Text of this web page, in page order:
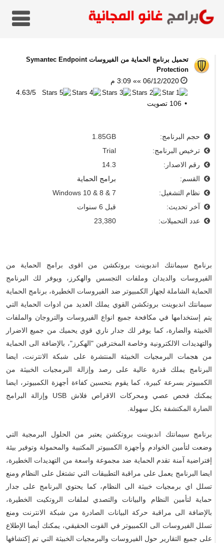
تحميل برنامج الحماية من الفيروساتSymantec Endpoint
Protection
06/12/2020 »» 3:09 م
4.63/5
106 تصويت
حجم البرنامج:
1.85GB
ترخيص البرنامج:
Trial
رقم الاصدار:
14.3
القسم:
برامج الحماية
نظام التشغيل:
Windows 10 & 8 & 7
آخر تحديث:
قبل 6 سنوات
عدد التحميلات:
23,380
برنامج سيمانتك اندبوينت بروتكشن من اقوى برامج الحماية من
الفيروسات والديدان وملفات التجسس والهكرز، ويوفر لك البرنامج
الحماية الشاملة لجهاز الكمبيوتر ضد الفيروسات الخطيرة، برنامج الحماية
سيمانتك اندبوينت بروتكشن القوي يملك العديد من ادوات الحماية التي
يتم إستخدامها في مكافحة جميع انواع الفيروسات والتروجان والملفات
الخبيثة والضارة، كما يوفر لك جدار ناري قوي يحميك من جميع الاضرار
والتهديدات الالكترونية وخاصة المخترقين "الهكرز"، بالإضافة الى الحماية
من هجمات البرمجيات الخبيثة المنتشرة على شبكة الانترنت، ايضا
البرنامج يملك قدرة عالية على رصد وإزالة البرمجيات الخبيثة من
الكمبيوتر بسرعة كبيرة، كما يقوم بتحسين كفاءة أجهزة الكمبيوتر، ايضا
يمكنك فحص عصي ومحركات الاقراص فلاش USB وإزالة البرامج
الضارة المكتشفة بكل سهولة.
برنامج سيمانتك اندبوينت بروتكشن يعتبر من الحلول البرمجية التي
وضعت لتأمين الخوادم وأجهزة الكمبيوتر المكتبية والمحمولة وتوفير بيئة
إفتراضية آمنة تقدم الحماية ضد مجموعة واسعة من التهديدات الخطيرة،
ايضا البرنامج يعمل على مراقبة التطبيقات التي تشتغل على النظام ومنع
تسلل اي برمجيات خبيثة الى النظام، كما يحتوي البرنامج على جدار
حماية لتأمين النظام والبيانات والتصدي لملفات الروتكيت الخطيرة،
بالإضافة الى مراقبة حركة البيانات الصادرة من شبكة الانترنت ومنع
تسلل الفيروسات الى الكمبيوتر في القوت الحقيقي، يمكنك أيضا الإطلاع
على جميع التقارير حول الفيروسات والبرمجيات الخبيثة التي تم إكتشافها